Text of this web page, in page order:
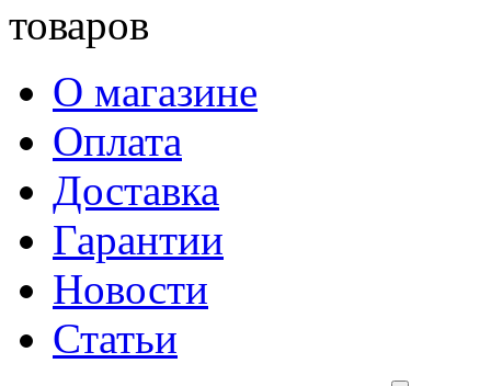
товаров
О магазине
Оплата
Доставка
Гарантии
Новости
Статьи